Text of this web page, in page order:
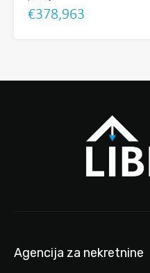
€378,963
Agencija za nekretnine